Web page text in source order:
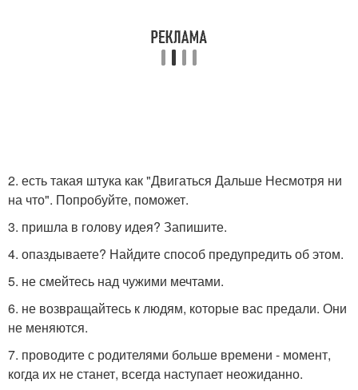
2. есть такая штука как "Двигаться Дальше Несмотря ни
на что". Попробуйте, поможет.
3. пришла в голову идея? Запишите.
4. опаздываете? Найдите способ предупредить об этом.
5. не смейтесь над чужими мечтами.
6. не возвращайтесь к людям, которые вас предали. Они
не меняются.
7. проводите с родителями больше времени - момент,
когда их не станет, всегда наступает неожиданно.